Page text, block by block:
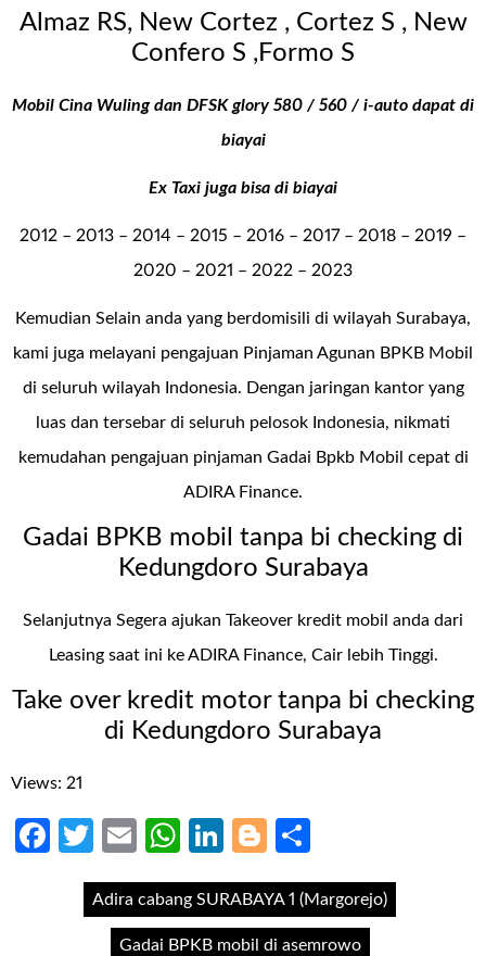
Almaz RS, New Cortez , Cortez S , New
Confero S ,Formo S
Mobil Cina Wuling dan DFSK glory 580 / 560 / i-auto dapat di
biayai
Ex Taxi juga bisa di biayai
2012 – 2013 – 2014 – 2015 – 2016 – 2017 – 2018 – 2019 –
2020 – 2021 – 2022 – 2023
Kemudian Selain anda yang berdomisili di wilayah Surabaya,
kami juga melayani pengajuan Pinjaman Agunan BPKB Mobil
di seluruh wilayah Indonesia. Dengan jaringan kantor yang
luas dan tersebar di seluruh pelosok Indonesia, nikmati
kemudahan pengajuan pinjaman Gadai Bpkb Mobil cepat di
ADIRA Finance.
Gadai BPKB mobil tanpa bi checking di
Kedungdoro Surabaya
Selanjutnya Segera ajukan Takeover kredit mobil anda dari
Leasing saat ini ke ADIRA Finance, Cair lebih Tinggi.
Take over kredit motor tanpa bi checking
di Kedungdoro Surabaya
Views: 21
Facebook
Twitter
EmailWhatsApp
LinkedIn
Blogger
Adira cabang SURABAYA 1 (Margorejo)
Gadai BPKB mobil di asemrowo